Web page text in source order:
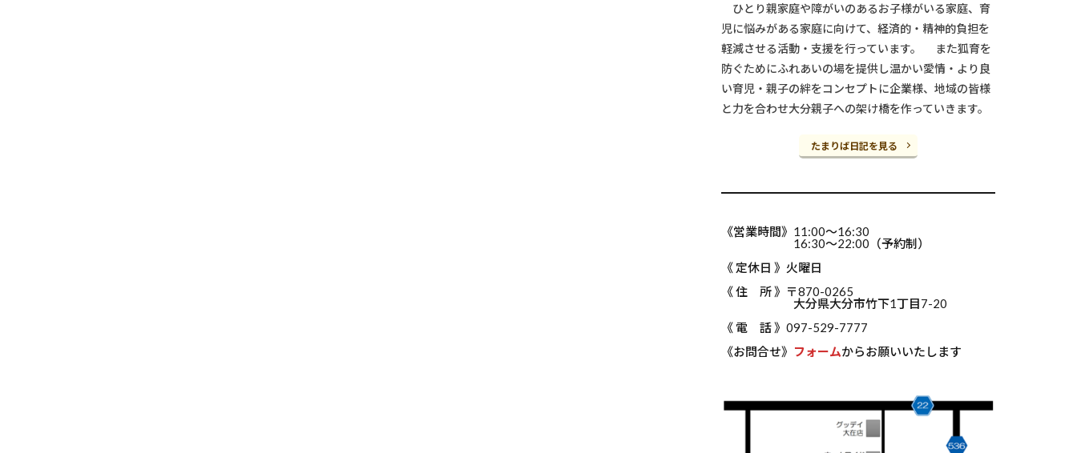
ひとり親家庭や障がいのあるお子様がいる家庭、育
児に悩みがある家庭に向けて、経済的・精神的負担を
軽減させる活動・支援を行っています。 また狐育を
防ぐためにふれあいの場を提供し温かい愛情・より良
い育児・親子の絆をコンセプトに企業様、地域の皆様
と力を合わせ大分親子への架け橋を作っていきます。
たまりば日記を見る
《営業時間》11:00～16:30
16:30～22:00（予約制）
《 定休日 》火曜日
《 住 所 》〒870-0265
大分県大分市竹下1丁目7-20
《 電 話 》097-529-7777
《お問合せ》 フォームからお願いいたします